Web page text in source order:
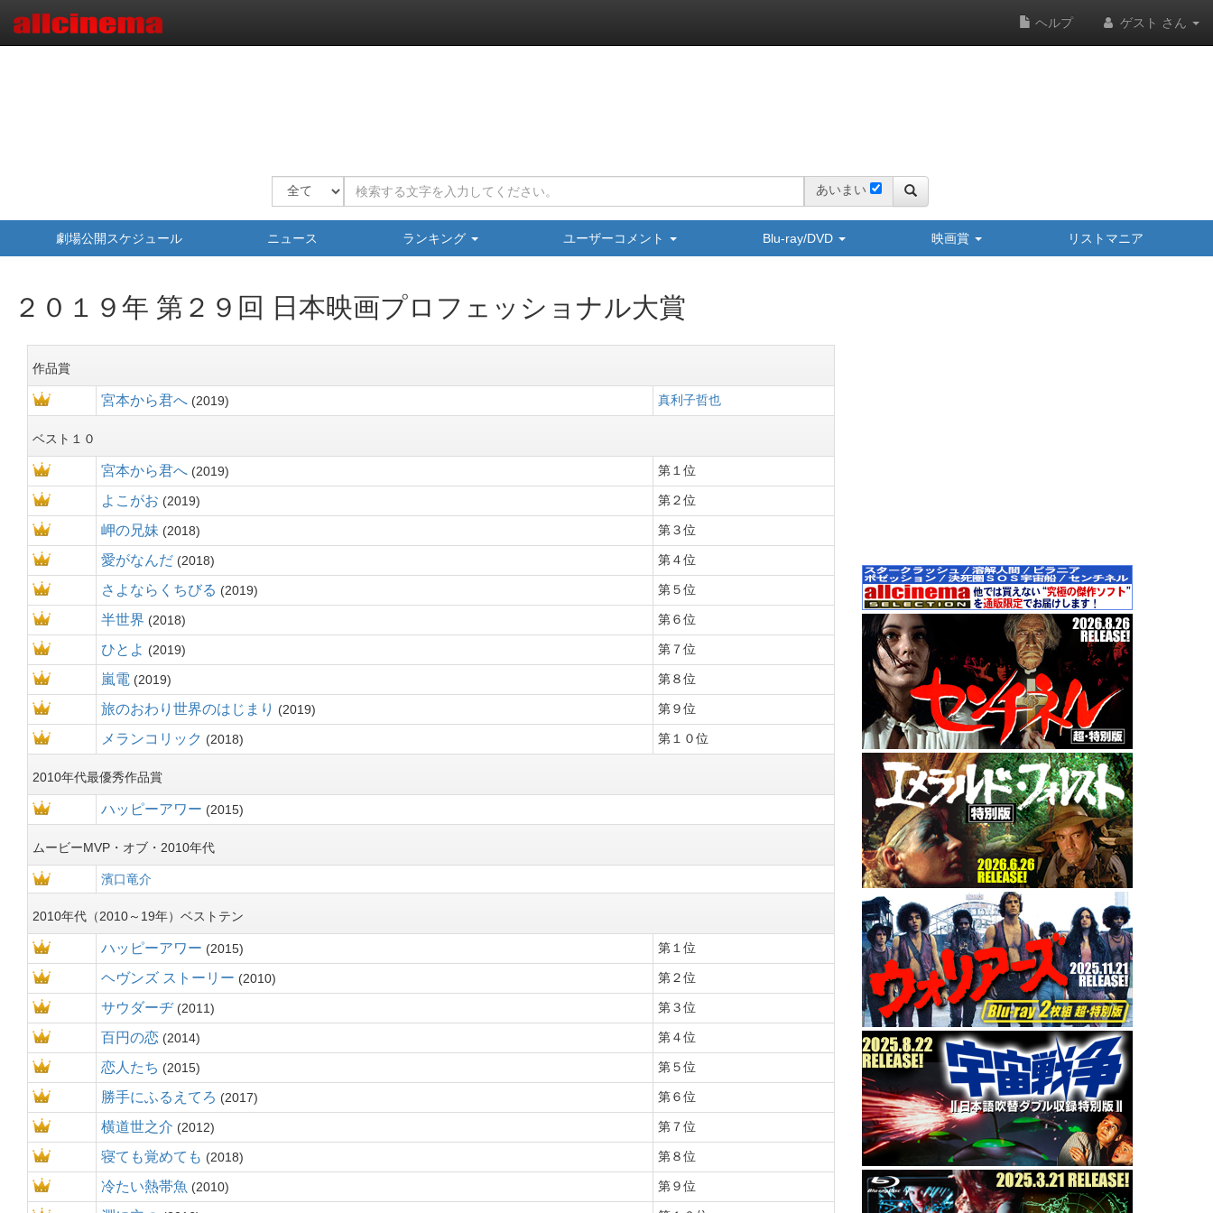
ヘルプ ゲスト さん
あいまい
劇場公開スケジュール ニュース ランキング ユーザーコメント Blu-ray/DVD 映画賞 リストマニア
２０１９年 第２９回 日本映画プロフェッショナル大賞
作品賞
宮本から君へ 2019 真利子哲也
ベスト１０
宮本から君へ 2019 第１位
よこがお 2019 第２位
岬の兄妹 2018 第３位
愛がなんだ 2018 第４位
さよならくちびる 2019 第５位
半世界 2018 第６位
ひとよ 2019 第７位
嵐電 2019 第８位
旅のおわり世界のはじまり 2019 第９位
メランコリック 2018 第１０位
2010年代最優秀作品賞
ハッピーアワー 2015
ムービーMVP・オブ・2010年代
濱口竜介
2010年代（2010～19年）ベストテン
ハッピーアワー 2015 第１位
ヘヴンズ ストーリー 2010 第２位
サウダーヂ 2011 第３位
百円の恋 2014 第４位
恋人たち 2015 第５位
勝手にふるえてろ 2017 第６位
横道世之介 2012 第７位
寝ても覚めても 2018 第８位
冷たい熱帯魚 2010 第９位